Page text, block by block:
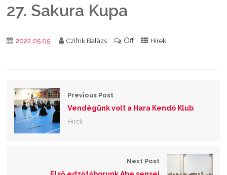
27. Sakura Kupa
2022.05.05. Czifrik Balázs Off Hírek
Previous Post
Vendégünk volt a Hara Kendó Klub
Hírek
Next Post